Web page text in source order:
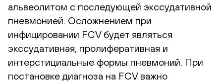
альвеолитом с последующей экссудативной
пневмонией. Осложнением при
инфицировании FCV будет являться
экссудативная, пролиферативная и
интерстициальные формы пневмоний. При
постановке диагноза на FCV важно